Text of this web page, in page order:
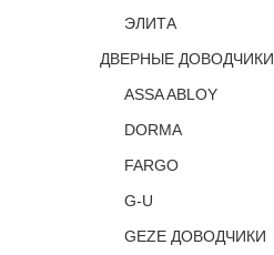
ЭЛИТА
ДВЕРНЫЕ ДОВОДЧИКИ
ASSA ABLOY
DORMA
FARGO
G-U
GEZE ДОВОДЧИКИ